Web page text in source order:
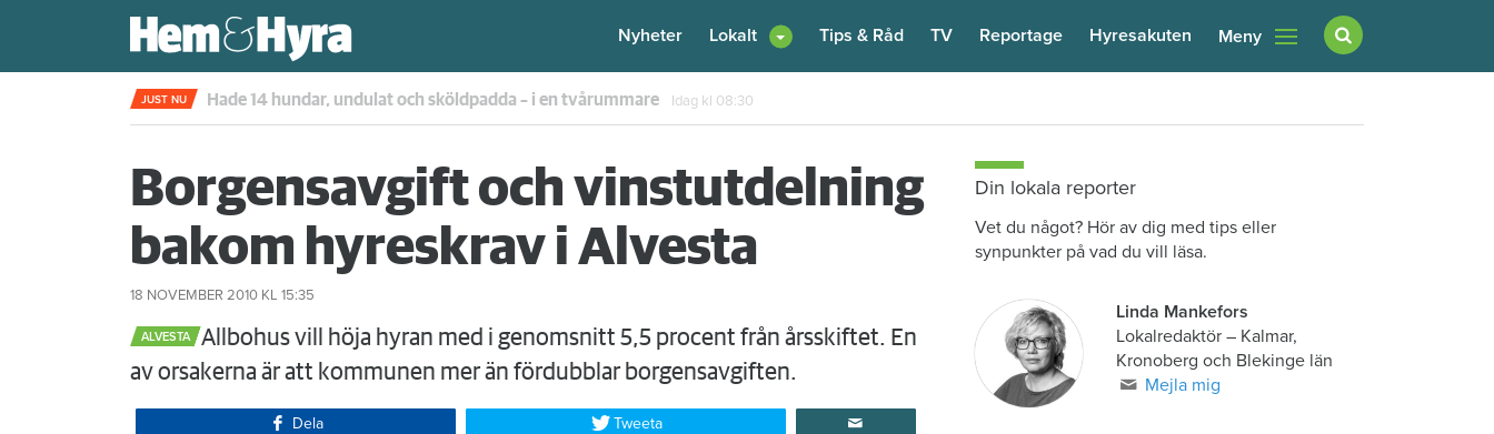
Nyheter Lokalt Tips & Råd TV Reportage Hyresakuten Meny
JUST NU Kompisdealen blev verklighet – 40 år senare: "Flera fina fördelar med att dela bostad"
Borgensavgift och vinstutdelning
bakom hyreskrav i Alvesta
18 NOVEMBER 2010 KL 15:35
ALVESTA
​Allbohus vill höja hyran med i genomsnitt 5,5 procent från årsskiftet. En
av orsakerna är att kommunen mer än fördubblar borgensavgiften.
Dela Tweeta
Din lokala reporter
Vet du något? Hör av dig med tips eller
synpunkter på vad du vill läsa.
Linda Mankefors
Lokalredaktör – Kalmar,
Kronoberg och Blekinge län
Mejla mig